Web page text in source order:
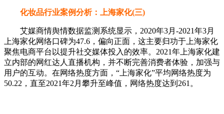
化妆品行业案例分析：上海家化(三)
艾媒商情舆情数据监测系统显示，2020年3月-2021年3月
上海家化网络口碑为47.6，偏向正面，这主要归功于上海家化
聚焦电商平台以提升社交媒体投入的效率。2021年上海家化建
立内部的网红达人直播机构，并不断完善消费者体验，加强与
用户的互动。在网络热度方面，“上海家化”平均网络热度为
50.22，直至2021年2月攀升至峰值，网络热度达到261。